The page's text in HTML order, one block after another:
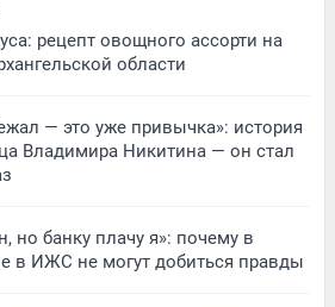
рецепт овощного ассорти на
области
— это уже привычка»: история
Владимира Никитина — он стал
банку плачу я»: почему в
в ИЖС не могут добиться правды